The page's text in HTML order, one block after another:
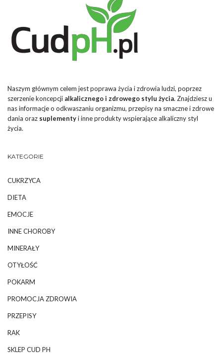
Naszym głównym celem jest poprawa życia i zdrowia ludzi, poprzez
szerzenie koncepcji alkalicznego i zdrowego stylu życia. Znajdziesz u
nas informacje o odkwaszaniu organizmu, przepisy na smaczne i zdrowe
dania oraz suplementyi inne produkty wspierające alkaliczny styl
życia.
KATEGORIE
CUKRZYCA
DIETA
EMOCJE
INNE CHOROBY
MINERAŁY
OTYŁOŚĆ
POKARM
PROMOCJA ZDROWIA
PRZEPISY
RAK
SKLEP CUD PH